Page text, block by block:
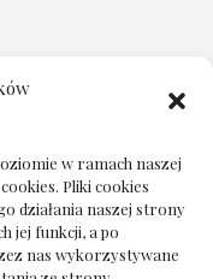
w ramach naszej
Pliki cookies
działania naszej strony
jej funkcji, a po
nas wykorzystywane
zmianie biura
jak wybrać bez